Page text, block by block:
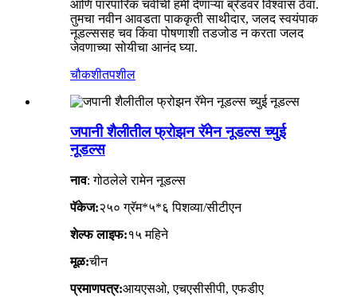
आणि पारंपारिक चवीची हमी देणाऱ्या ब्रँडवर विश्वास ठेवा.
तुमचा नवीन आवडता पाककृती साथीदार, जलद स्वयंपाक
नूडल्ससह चव किंवा पोषणाशी तडजोड न करता जलद
जेवणाच्या सोयीचा आनंद घ्या.
चौकशीतपशील
जपानी शैलीतील फ्रोझन रॅमेन नूडल्स च्युई
नूडल्स
नाव: गोठलेले रामेन नूडल्स
पॅकेज:२५० ग्रॅम*५*६ पिशव्या/सीटीएन
शेल्फ लाइफ:१५ महिने
मूळ:चीन
प्रमाणपत्र:आयएसओ, एचएसीसीपी, एफडीए